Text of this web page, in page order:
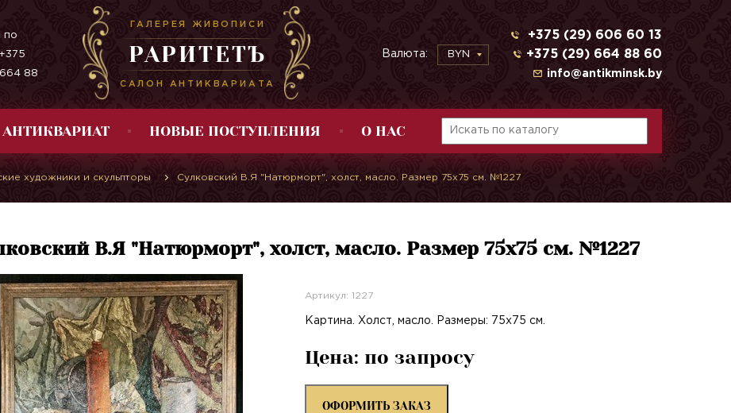
ГАЛЕРЕЯ ЖИВОПИСИ
РАРИТЕТЪ
САЛОН АНТИКВАРИАТА
по
88
Валюта: BYN
+375 (29) 606 60 13
+375 (29) 664 88 60
info@antikminsk.by
АНТИКВАРИАТ НОВЫЕ ПОСТУПЛЕНИЯ О НАС
художники и скульпторы Сулковский В.Я "Натюрморт", холст, масло. Размер 75х75 см. №1227
В.Я "Натюрморт", холст, масло. Размер 75х75 см. №1227
Артикул: 1227
Картина. Холст, масло. Размеры: 75х75 см.
Цена: по запросу
ОФОРМИТЬ ЗАКАЗ